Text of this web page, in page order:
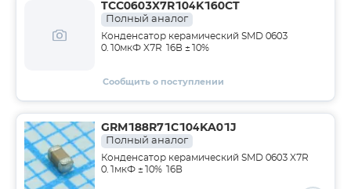
TCC0603X7R104K160CT
Полный аналог
Конденсатор керамический SMD 0603
0.10мкФ X7R 16В ±10%
Сообщить о поступлении
GRM188R71C104KA01J
Полный аналог
Конденсатор керамический SMD 0603 X7R
0.1мкФ ±10% 16В